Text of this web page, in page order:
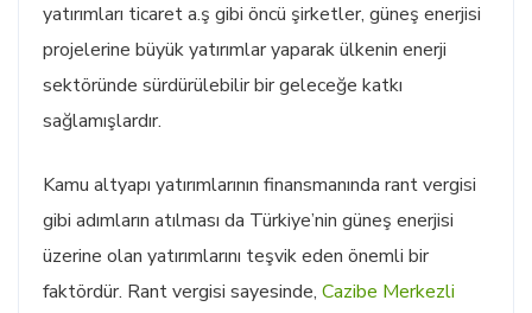
yatırımları ticaret a.ş gibi öncü şirketler, güneş enerjisi
projelerine büyük yatırımlar yaparak ülkenin enerji
sektöründe sürdürülebilir bir geleceğe katkı
sağlamışlardır.
Kamu altyapı yatırımlarının finansmanında rant vergisi
gibi adımların atılması da Türkiye’nin güneş enerjisi
üzerine olan yatırımlarını teşvik eden önemli bir
faktördür. Rant vergisi sayesinde, Cazibe Merkezli